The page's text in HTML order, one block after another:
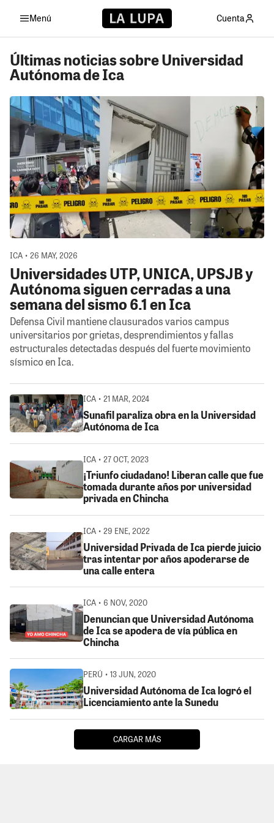
Menú Cuenta
Últimas noticias sobre Universidad
Autónoma de Ica
ICA • 26 MAY, 2026
Universidades UTP, UNICA, UPSJB y
Autónoma siguen cerradas a una
semana del sismo 6.1 en Ica
Defensa Civil mantiene clausurados varios campus
universitarios por grietas, desprendimientos y fallas
estructurales detectadas después del fuerte movimiento
sísmico en Ica.
ICA • 21 MAR, 2024
Sunafil paraliza obra en la Universidad
Autónoma de Ica
ICA • 27 OCT, 2023
¡Triunfo ciudadano! Liberan calle que fue
tomada durante años por universidad
privada en Chincha
ICA • 29 ENE, 2022
Universidad Privada de Ica pierde juicio
tras intentar por años apoderarse de
una calle entera
ICA • 6 NOV, 2020
Denuncian que Universidad Autónoma
de Ica se apodera de vía pública en
Chincha
PERÚ • 13 JUN, 2020
Universidad Autónoma de Ica logró el
Licenciamiento ante la Sunedu
CARGAR MÁS